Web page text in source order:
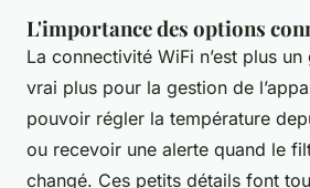
L'importance des options
La connectivité WiFi n’est plus un
vrai plus pour la gestion de
pouvoir régler la température
ou recevoir une alerte quand le
changé. Ces petits détails font